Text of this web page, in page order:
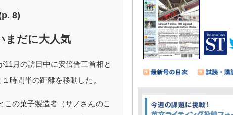
8)
まだに大人気
月の訪日中に安倍晋三首相と
時間半の距離を移動した。
この菓子製造者（サノさんのこ